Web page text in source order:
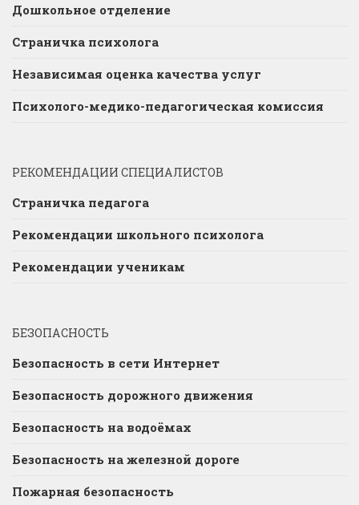
Дошкольное отделение
Страничка психолога
Независимая оценка качества услуг
Психолого-медико-педагогическая комиссия
РЕКОМЕНДАЦИИ СПЕЦИАЛИСТОВ
Страничка педагога
Рекомендации школьного психолога
Рекомендации ученикам
БЕЗОПАСНОСТЬ
Безопасность в сети Интернет
Безопасность дорожного движения
Безопасность на водоёмах
Безопасность на железной дороге
Пожарная безопасность